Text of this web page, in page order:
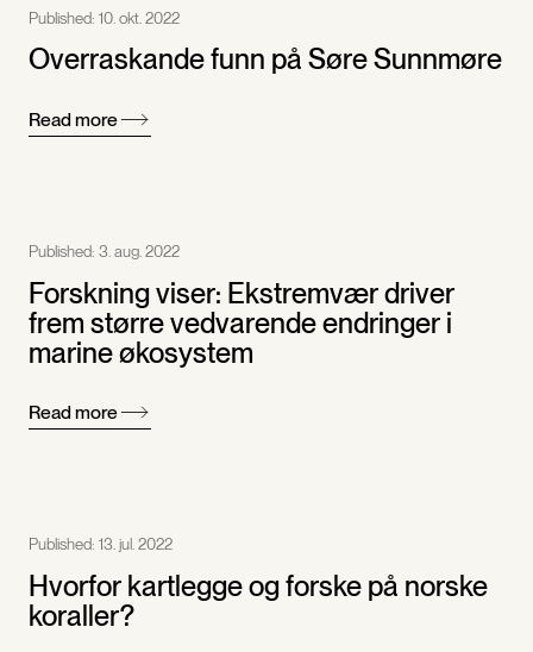
Published: 10. okt. 2022
Overraskande funn på Søre Sunnmøre
Read more
Published: 3. aug. 2022
Forskning viser: Ekstremvær driver
frem større vedvarende endringer i
marine økosystem
Read more
Published: 13. jul. 2022
Hvorfor kartlegge og forske på norske
koraller?